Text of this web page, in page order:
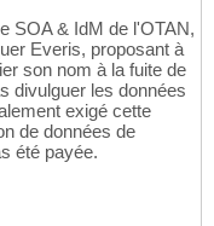
SOA & IdM de l'OTAN,
Everis, proposant à
son nom à la fuite de
divulguer les données
exigé cette
de données de
été payée.